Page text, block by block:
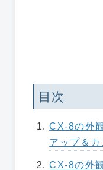
目次
CX-8の外
アップ＆
CX-8の外